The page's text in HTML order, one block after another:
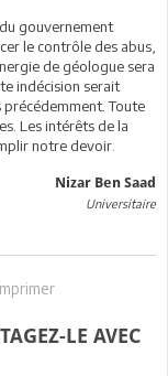
gouvernement
le contrôle des abus,
de géologue sera
indécision serait
Toute
Les intérêts de la
notre devoir.
Nizar Ben Saad
Universitaire
LE AVEC